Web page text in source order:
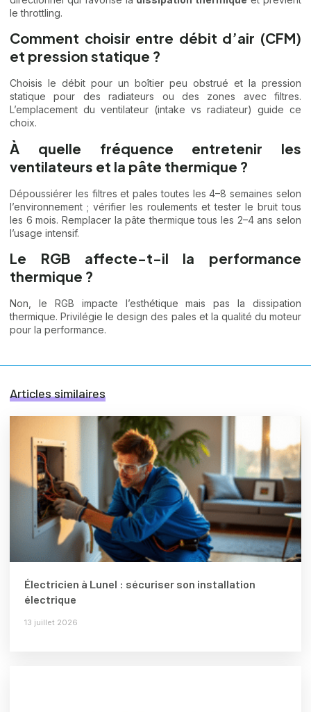
le throttling.
Comment choisir entre débit d’air (CFM)
et pression statique ?
Choisis le débit pour un boîtier peu obstrué et la pression
statique pour des radiateurs ou des zones avec filtres.
L’emplacement du ventilateur (intake vs radiateur) guide ce
choix.
À quelle fréquence entretenir les
ventilateurs et la pâte thermique ?
Dépoussiérer les filtres et pales toutes les 4–8 semaines selon
l’environnement ; vérifier les roulements et tester le bruit tous
les 6 mois. Remplacer la pâte thermique tous les 2–4 ans selon
l’usage intensif.
Le RGB affecte-t-il la performance
thermique ?
Non, le RGB impacte l’esthétique mais pas la dissipation
thermique. Privilégie le design des pales et la qualité du moteur
pour la performance.
Articles similaires
Électricien à Lunel : sécuriser son installation
électrique
13 juillet 2026